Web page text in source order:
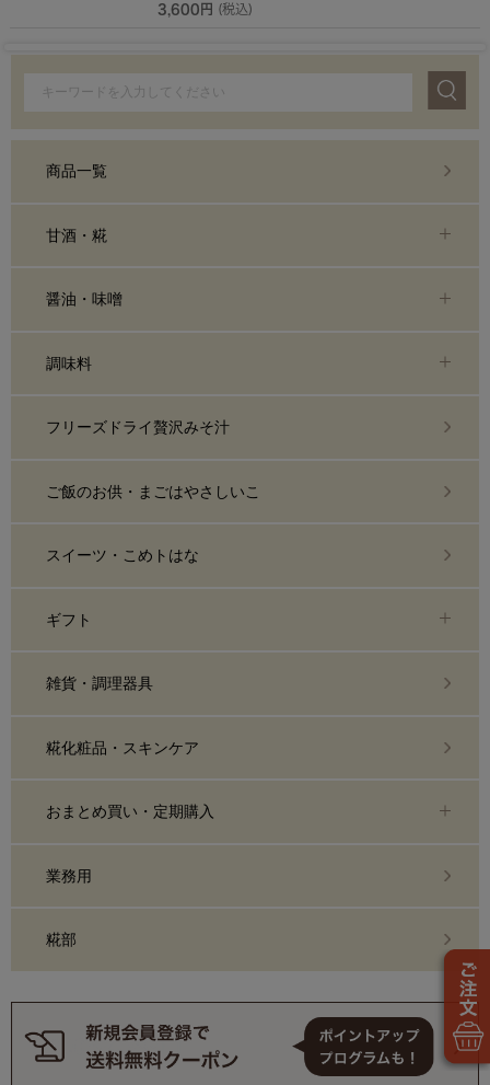
3,600円 (税込)
商品一覧
甘酒・糀
醤油・味噌
調味料
フリーズドライ贅沢みそ汁
ご飯のお供・まごはやさしいこ
スイーツ・こめトはな
ギフト
雑貨・調理器具
糀化粧品・スキンケア
おまとめ買い・定期購入
業務用
糀部